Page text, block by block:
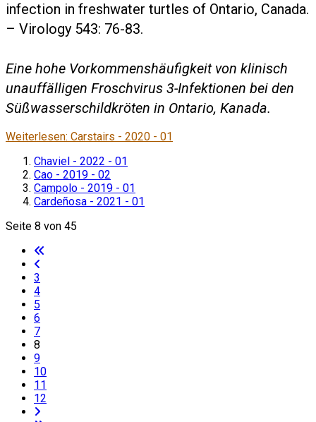
infection in freshwater turtles of Ontario, Canada.
– Virology 543: 76-83.
Eine hohe Vorkommenshäufigkeit von klinisch
unauffälligen Froschvirus 3-Infektionen bei den
Süßwasserschildkröten in Ontario, Kanada.
Weiterlesen: Carstairs - 2020 - 01
Chaviel - 2022 - 01
Cao - 2019 - 02
Campolo - 2019 - 01
Cardeñosa - 2021 - 01
Seite 8 von 45
3
4
5
6
7
8
9
10
11
12